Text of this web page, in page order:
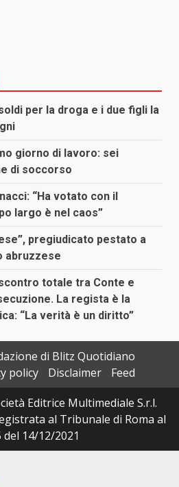
per la droga e i due figli la
giorno di lavoro: sei
di soccorso
“Ha votato con il
largo è nel caos”
pregiudicato pestato a
abruzzese
totale tra Conte e
La regista è la
“La verità è un diritto”
di Blitz Quotidiano
policy Disclaimer
Feed
Editrice Multimediale S.r.l.
al Tribunale di Roma al
del 14/12/2021